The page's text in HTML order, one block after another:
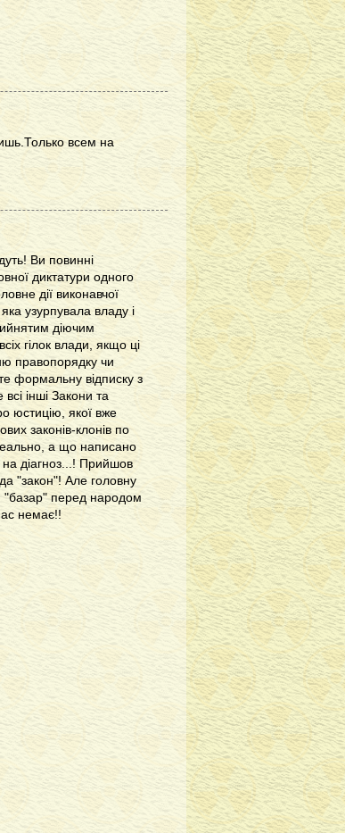
всем на
Ви повинні
диктатури одного
дії виконавчої
узурпувала владу і
діючим
гілок влади, якщо ці
правопорядку чи
формальну відписку з
інші Закони та
юстицію, якої вже
законів-клонів по
а що написано
на діагноз...! Прийшов
"закон"! Але головну
"базар" перед народом
немає!!